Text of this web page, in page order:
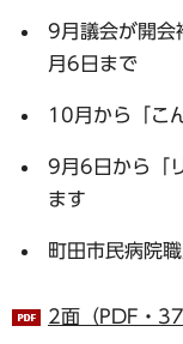
9月議会が開
月6日まで
10月から「こ
9月6日から「
ます
町田市民病院
2面（PDF・